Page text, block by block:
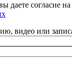
даете согласие на
видео или